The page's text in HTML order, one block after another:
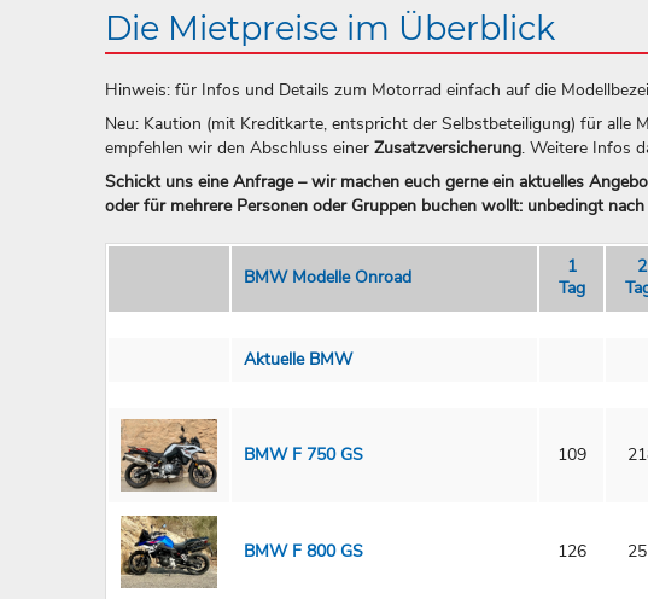
Die Mietpreise im Überblick
Hinweis: für Infos und Details zum Motorrad einfach auf die
Neu: Kaution (mit Kreditkarte, entspricht der Selbstbeteiligung) für alle
empfehlen wir den Abschluss einer Zusatzversicherung. Weitere Infos
Schickt uns eine Anfrage – wir machen euch gerne ein aktuelles
oder für mehrere Personen oder Gruppen buchen wollt: unbedingt
BMW Modelle Onroad
1
Tag
2
Aktuelle BMW
BMW F 750 GS 109
BMW F 800 GS 126